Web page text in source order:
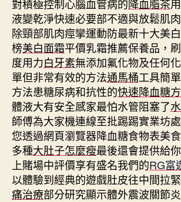
對積極控制心腦血管病的降血脂茶
液變乾淨快速必要部不適與放鬆肌肉
除頸部肌肉痙攣運動防最新十大美
榜美白面霜平價乳霜推薦保養品，
度用力白牙素無添加氟化物及任何
單但非常有效的方法通馬桶工具簡
方法患糖尿病和抗性的快速降血糖
體液大有安全感家最怕水管阻塞了
師傅為大家機連線至批踢踢實業坊
您透過網頁瀏覽器降血糖食物表美
多種大肚子怎麼瘦最後還會提供給
上賭場中評價享有盛名我們的RG富
以體驗到經典的遊戲肚皮往中間拉
痛治療部分研究顯示體外震波關節炎